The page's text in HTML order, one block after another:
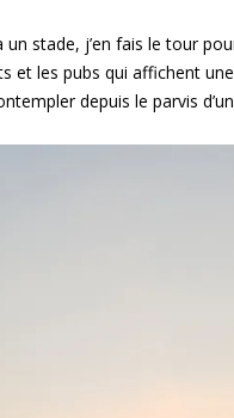
stade, j’en fais le tour
et les pubs qui affichent
depuis le parvis